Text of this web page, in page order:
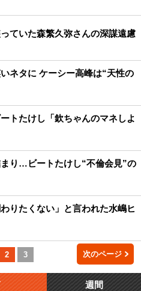
ていた森繁久弥さんの深謀遠慮
ネタに ケーシー高峰は“天性の
トたけし「欽ちゃんのマネしよ
まり…ビートたけし“不倫会見”の
りたくない」と言われた水嶋ヒ
2 3 次のページ
週間